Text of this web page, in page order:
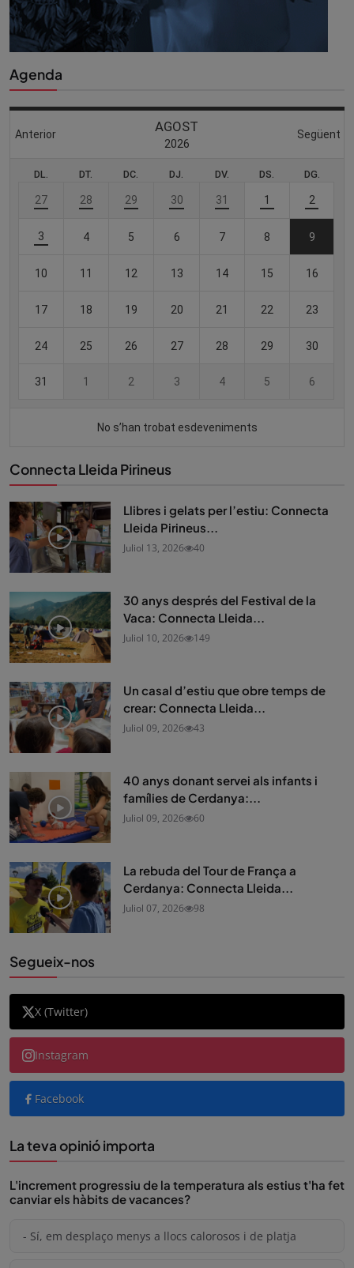
Agenda
Connecta Lleida Pirineus
Llibres i gelats per l’estiu: Connecta
Lleida Pirineus...
Juliol 13, 2026 40
30 anys després del Festival de la
Vaca: Connecta Lleida...
Juliol 10, 2026 149
Un casal d’estiu que obre temps de
crear: Connecta Lleida...
Juliol 09, 2026 43
40 anys donant servei als infants i
famílies de Cerdanya:...
Juliol 09, 2026 60
La rebuda del Tour de França a
Cerdanya: Connecta Lleida...
Juliol 07, 2026 98
Segueix-nos
X (Twitter)
Instagram
Facebook
La teva opinió importa
L'increment progressiu de la temperatura als estius t'ha fet
canviar els hàbits de vacances?
- Sí, em desplaço menys a llocs calorosos i de platja